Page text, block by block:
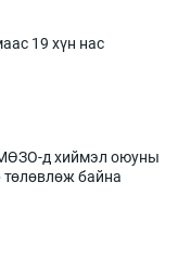
19 хүн нас
д хиймэл оюуны
төлөвлөж байна